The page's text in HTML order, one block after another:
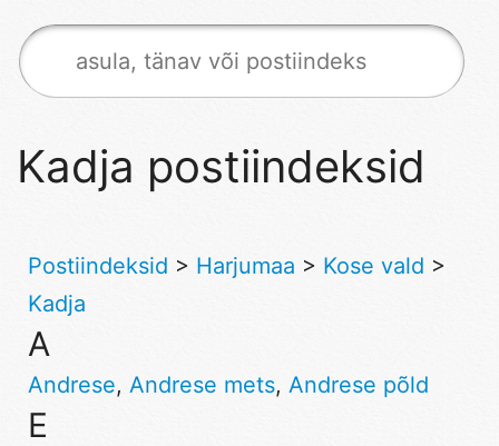
Kadja postiindeksid
Postiindeksid > Harjumaa > Kose vald >
Kadja
A
Andrese, Andrese mets, Andrese põld
E